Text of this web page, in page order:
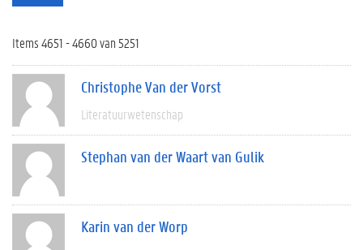
Items 4651 - 4660 van 5251
Christophe Van der Vorst
Literatuurwetenschap
Stephan van der Waart van Gulik
Karin van der Worp